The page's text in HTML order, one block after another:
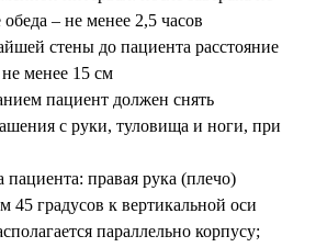
– не менее 2,5 часов
стены до пациента расстояние
менее 15 см
пациент должен снять
с руки, туловища и ноги, при
пациента: правая рука (плечо)
45 градусов к вертикальной оси
параллельно корпусу;